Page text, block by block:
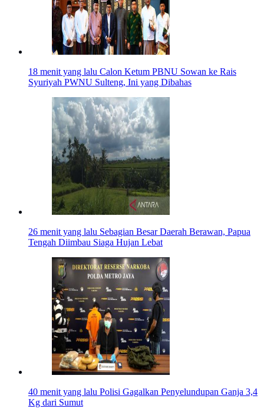
18 menit yang lalu Calon Ketum PBNU Sowan ke Rais
Syuriyah PWNU Sulteng, Ini yang Dibahas
26 menit yang lalu Sebagian Besar Daerah Berawan, Papua
Tengah Diimbau Siaga Hujan Lebat
40 menit yang lalu Polisi Gagalkan Penyelundupan Ganja 3,4
Kg dari Sumut